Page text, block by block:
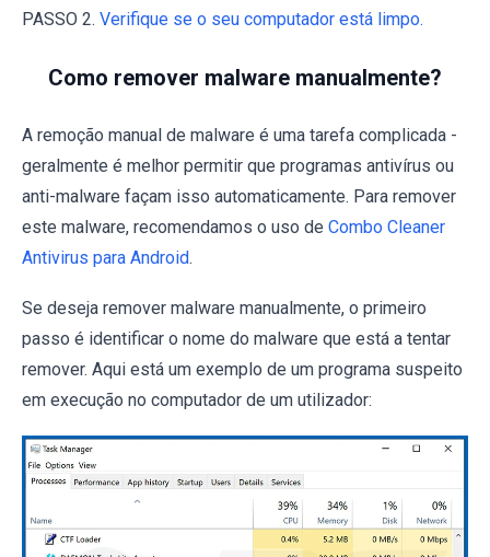
PASSO 2. Verifique se o seu computador está limpo.
Como remover malware manualmente?
A remoção manual de malware é uma tarefa complicada -
geralmente é melhor permitir que programas antivírus ou
anti-malware façam isso automaticamente. Para remover
este malware, recomendamos o uso de Combo Cleaner
Antivirus para Android.
Se deseja remover malware manualmente, o primeiro
passo é identificar o nome do malware que está a tentar
remover. Aqui está um exemplo de um programa suspeito
em execução no computador de um utilizador: